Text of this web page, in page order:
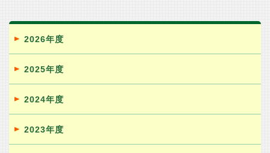
2026年度
2025年度
2024年度
2023年度